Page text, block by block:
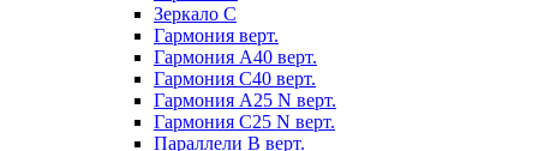
Зеркало С
Гармония верт.
Гармония А40 верт.
Гармония С40 верт.
Гармония А25 N верт.
Гармония С25 N верт.
Параллели В верт.